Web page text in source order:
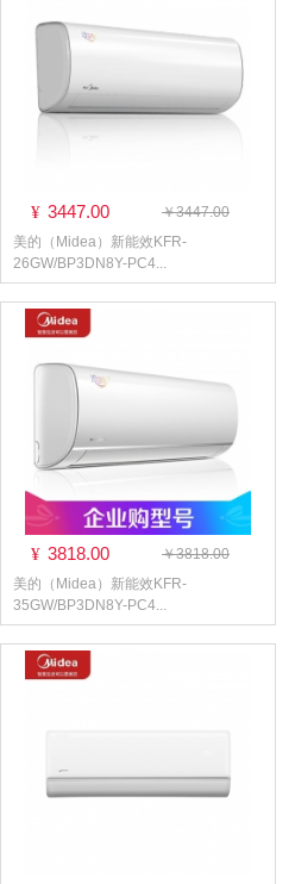
¥ 3447.00
￥3447.00
美的（Midea）新能效KFR-
26GW/BP3DN8Y-PC4...
¥ 3818.00
￥3818.00
美的（Midea）新能效KFR-
35GW/BP3DN8Y-PC4...